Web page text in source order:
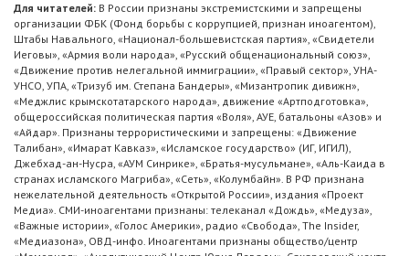
Для читателей: В России признаны экстремистскими и запрещены
организации ФБК (Фонд борьбы с коррупцией, признан иноагентом),
Штабы Навального, «Национал-большевистская партия», «Свидетели
Иеговы», «Армия воли народа», «Русский общенациональный союз»,
«Движение против нелегальной иммиграции», «Правый сектор», УНА-
УНСО, УПА, «Тризуб им. Степана Бандеры», «Мизантропик дивижн»,
«Меджлис крымскотатарского народа», движение «Артподготовка»,
общероссийская политическая партия «Воля», АУЕ, батальоны «Азов» и
«Айдар». Признаны террористическими и запрещены: «Движение
Талибан», «Имарат Кавказ», «Исламское государство» (ИГ, ИГИЛ),
Джебхад-ан-Нусра, «АУМ Синрике», «Братья-мусульмане», «Аль-Каида в
странах исламского Магриба», «Сеть», «Колумбайн». В РФ признана
нежелательной деятельность «Открытой России», издания «Проект
Медиа». СМИ-иноагентами признаны: телеканал «Дождь», «Медуза»,
«Важные истории», «Голос Америки», радио «Свобода», The Insider,
«Медиазона», ОВД-инфо. Иноагентами признаны общество/центр